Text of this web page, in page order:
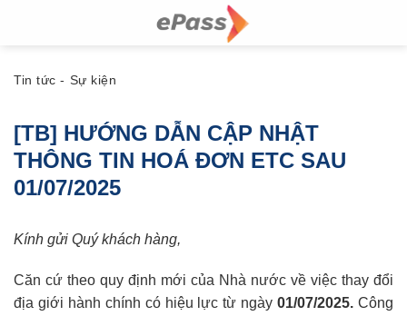
Tin tức - Sự kiện
[TB] HƯỚNG DẪN CẬP NHẬT
THÔNG TIN HOÁ ĐƠN ETC SAU
01/07/2025
Kính gửi Quý khách hàng,
Căn cứ theo quy định mới của Nhà nước về việc thay đổi
địa giới hành chính có hiệu lực từ ngày01/07/2025. Công